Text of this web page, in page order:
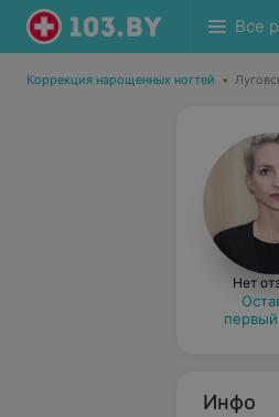
Все
Коррекция нарощенных ногтей •
Нет
Инфо